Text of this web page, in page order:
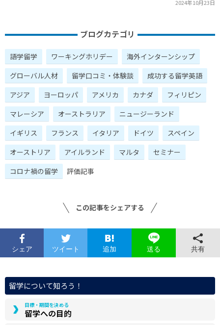
2024年10月23日
ブログカテゴリ
語学留学 ワーキングホリデー
海外インターンシップ
グローバル人材
留学口コミ・体験談
成功する留学英語
アジア
ヨーロッパ アメリカ カナダ
フィリピン
マレーシア
オーストラリア
ニュージーランド
イギリス
フランス イタリア ドイツ
スペイン
オーストリア
アイルランド マルタ
セミナー
コロナ禍の留学
評価記事
この記事をシェアする
シェア ツイート 追加 送る 共有
留学について知ろう！
目標・期間を決める
留学への目的